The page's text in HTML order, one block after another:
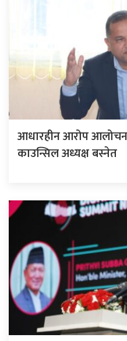
आधारहीन आरोप
काउन्सिल अध्यक्ष बस्नेत